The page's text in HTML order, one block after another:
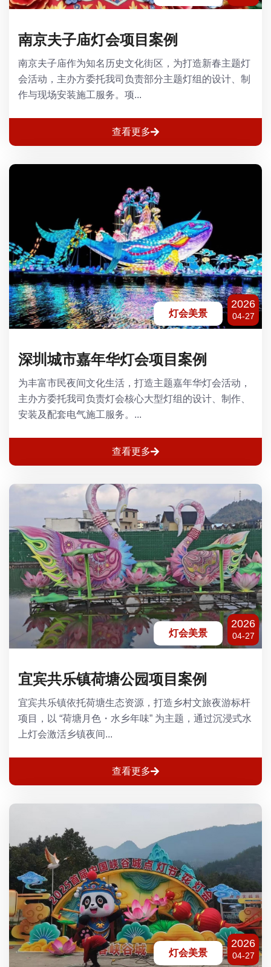
南京夫子庙灯会项目案例
南京夫子庙作为知名历史文化街区，为打造新春主题灯
会活动，主办方委托我司负责部分主题灯组的设计、制
作与现场安装施工服务。项...
查看更多
灯会美景
2026
04-27
深圳城市嘉年华灯会项目案例
为丰富市民夜间文化生活，打造主题嘉年华灯会活动，
主办方委托我司负责灯会核心大型灯组的设计、制作、
安装及配套电气施工服务。...
查看更多
灯会美景
2026
04-27
宜宾共乐镇荷塘公园项目案例
宜宾共乐镇依托荷塘生态资源，打造乡村文旅夜游标杆
项目，以 “荷塘月色・水乡年味” 为主题，通过沉浸式水
上灯会激活乡镇夜间...
查看更多
灯会美景
2026
04-27